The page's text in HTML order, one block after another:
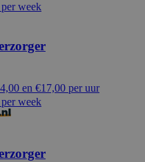
week
en €17,00 per uur
week